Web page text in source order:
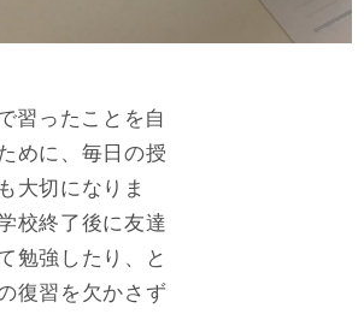
習ったことを自
めに、毎日の授
大切になりま
校終了後に友達
勉強したり、と
復習を欠かさず